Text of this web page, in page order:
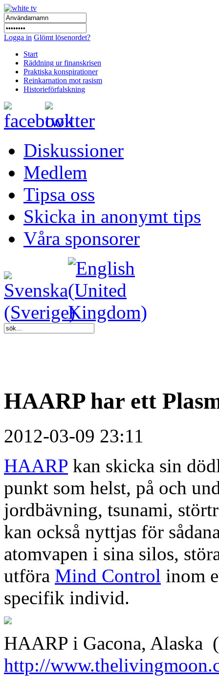
Logga in Glömt lösenordet?
Start
Räddning ur finanskrisen
Praktiska konspirationer
Reinkarnation mot rasism
Historieförfalskning
Diskussioner
Medlem
Tipsa oss
Skicka in anonymt tips
Våra sponsorer
HAARP har ett
2012-03-09 23:11
HAARP kan skicka sin
punkt som helst, på och
jordbävning, tsunami,
kan också nyttjas för
atomvapen i sina silos,
utföra Mind Control inom
specifik individ.
HAARP i Gacona, Alaska
http://